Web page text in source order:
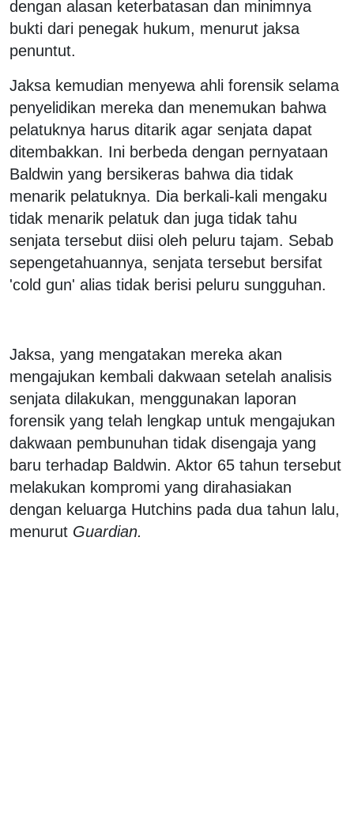
dengan alasan keterbatasan dan minimnya
bukti dari penegak hukum, menurut jaksa
penuntut.
Jaksa kemudian menyewa ahli forensik selama
penyelidikan mereka dan menemukan bahwa
pelatuknya harus ditarik agar senjata dapat
ditembakkan. Ini berbeda dengan pernyataan
Baldwin yang bersikeras bahwa dia tidak
menarik pelatuknya. Dia berkali-kali mengaku
tidak menarik pelatuk dan juga tidak tahu
senjata tersebut diisi oleh peluru tajam. Sebab
sepengetahuannya, senjata tersebut bersifat
'cold gun' alias tidak berisi peluru sungguhan.
Jaksa, yang mengatakan mereka akan
mengajukan kembali dakwaan setelah analisis
senjata dilakukan, menggunakan laporan
forensik yang telah lengkap untuk mengajukan
dakwaan pembunuhan tidak disengaja yang
baru terhadap Baldwin. Aktor 65 tahun tersebut
melakukan kompromi yang dirahasiakan
dengan keluarga Hutchins pada dua tahun lalu,
menurut Guardian.